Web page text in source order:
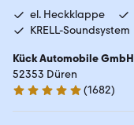
el. Heckklappe
KRELL-Soundsystem
Kück Automobile GmbH
52353 Düren
4.8 Sterne
(1682)